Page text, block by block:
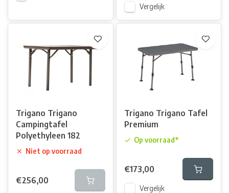
Vergelijk
Trigano Trigano
Campingtafel
Polyethyleen 182
Niet op voorraad
€256,00
Trigano Trigano Tafel
Premium
Op voorraad*
€173,00
Vergelijk